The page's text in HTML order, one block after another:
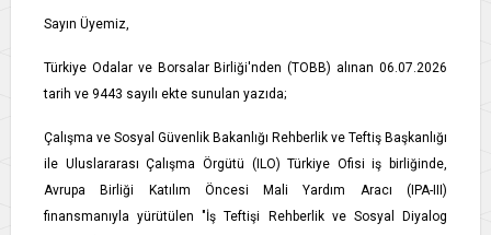
Sayın Üyemiz,
Türkiye Odalar ve Borsalar Birliği'nden (TOBB) alınan 06.07.2026
tarih ve 9443 sayılı ekte sunulan yazıda;
Çalışma ve Sosyal Güvenlik Bakanlığı Rehberlik ve Teftiş Başkanlığı
ile Uluslararası Çalışma Örgütü (ILO) Türkiye Ofisi iş birliğinde,
Avrupa Birliği Katılım Öncesi Mali Yardım Aracı (IPA-III)
finansmanıyla yürütülen "İş Teftişi Rehberlik ve Sosyal Diyalog